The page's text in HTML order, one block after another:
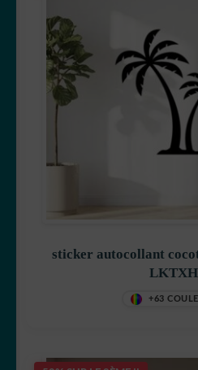
sticker autocollant
LKTXH
+63